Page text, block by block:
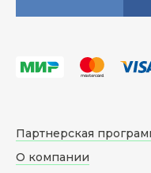
Партнерская
О компании